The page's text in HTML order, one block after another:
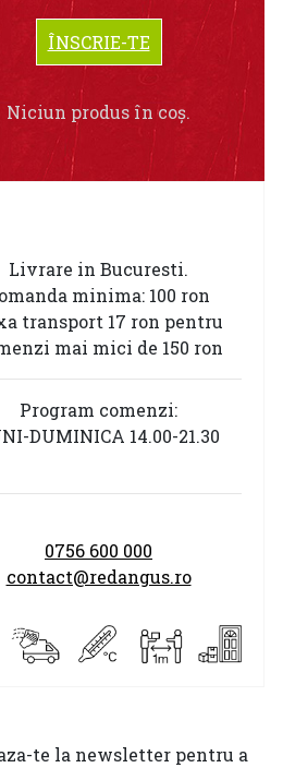
ÎNSCRIE-TE
Niciun produs în coș.
Livrare in Bucuresti.
minima: 100 ron
transport 17 ron pentru
mai mici de 150 ron
Program comenzi:
DUMINICA 14.00-21.30
0756 600 000
contact@redangus.ro
te la newsletter pentru a